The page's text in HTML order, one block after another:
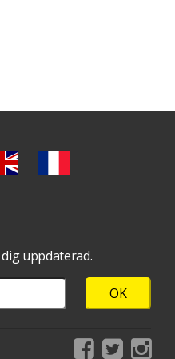
uppdaterad.